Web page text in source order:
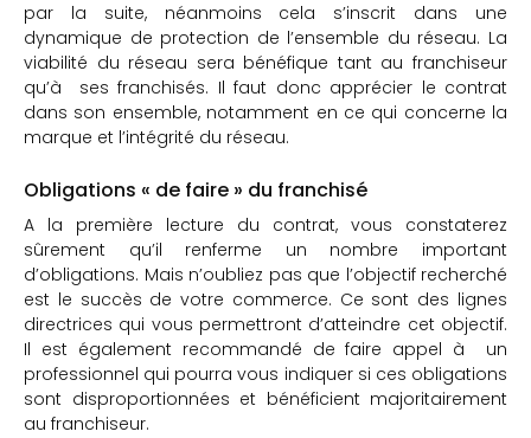
par la suite, néanmoins cela s’inscrit dans une
dynamique de protection de l’ensemble du réseau. La
viabilité du réseau sera bénéfique tant au franchiseur
qu’à ses franchisés. Il faut donc apprécier le contrat
dans son ensemble, notamment en ce qui concerne la
marque et l’intégrité du réseau.
Obligations « de faire » du franchisé
A la première lecture du contrat, vous constaterez
sûrement qu’il renferme un nombre important
d’obligations. Mais n’oubliez pas que l’objectif recherché
est le succès de votre commerce. Ce sont des lignes
directrices qui vous permettront d’atteindre cet objectif.
Il est également recommandé de faire appel à un
professionnel qui pourra vous indiquer si ces obligations
sont disproportionnées et bénéficient majoritairement
au franchiseur.